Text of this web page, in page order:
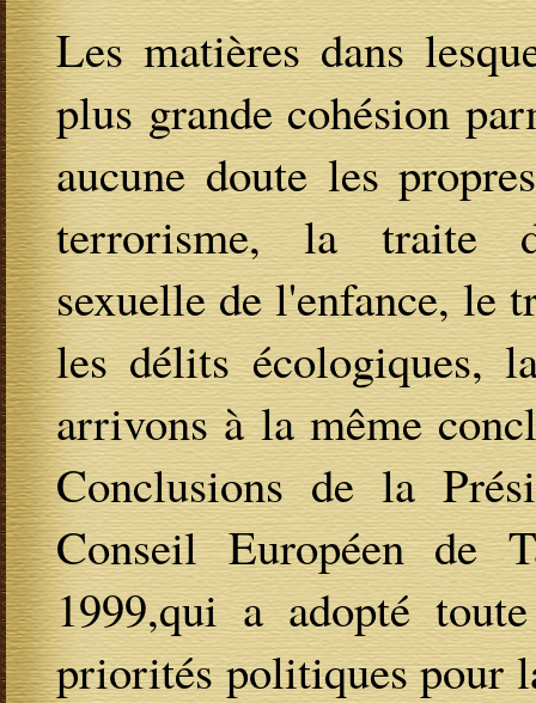
Les matières dans
plus grande cohésion
aucune doute les
terrorisme, la traite
sexuelle de l'enfance, le
les délits écologiques,
arrivons à la même
Conclusions de la
Conseil Européen de
1999,qui a adopté
priorités politiques pour